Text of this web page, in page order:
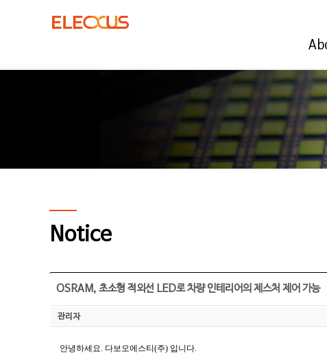
Notice
OSRAM, 초소형 적외선 LED로 차량 인테리어의 제스처 제어 가능
관리자
안녕하세요. 다보오에스티(주) 입니다.